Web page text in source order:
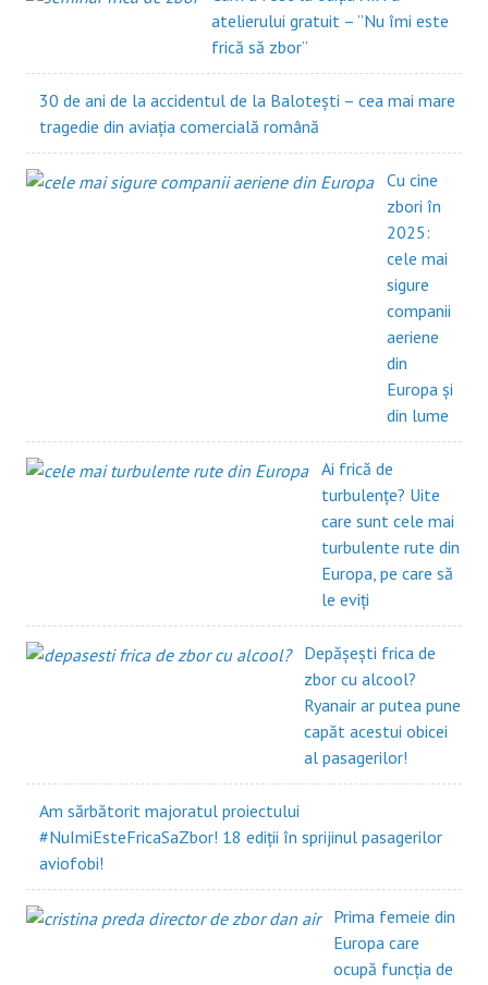
atelierului gratuit – ”Nu îmi este
frică să zbor”
30 de ani de la accidentul de la Balotești – cea mai mare
tragedie din aviația comercială română
Cu cine
zbori în
2025:
cele mai
sigure
companii
aeriene
din
Europa și
din lume
Ai frică de
turbulențe? Uite
care sunt cele mai
turbulente rute din
Europa, pe care să
le eviți
Depășești frica de
zbor cu alcool?
Ryanair ar putea pune
capăt acestui obicei
al pasagerilor!
Am sărbătorit majoratul proiectului
#NuImiEsteFricaSaZbor! 18 ediții în sprijinul pasagerilor
aviofobi!
Prima femeie din
Europa care
ocupă funcția de